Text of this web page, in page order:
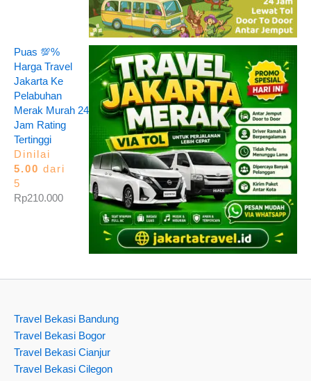
Puas 💯%
Harga Travel
Jakarta Ke
Pelabuhan
Merak Murah 24
Jam Rating
Tertinggi
Dinilai
5.00 dari
5
Rp210.000
Travel Bekasi Bandung
Travel Bekasi Bogor
Travel Bekasi Cianjur
Travel Bekasi Cilegon